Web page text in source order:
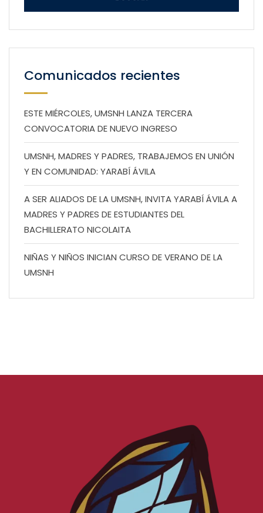
Comunicados recientes
ESTE MIÉRCOLES, UMSNH LANZA TERCERA
CONVOCATORIA DE NUEVO INGRESO
UMSNH, MADRES Y PADRES, TRABAJEMOS EN UNIÓN
Y EN COMUNIDAD: YARABÍ ÁVILA
A SER ALIADOS DE LA UMSNH, INVITA YARABÍ ÁVILA A
MADRES Y PADRES DE ESTUDIANTES DEL
BACHILLERATO NICOLAITA
NIÑAS Y NIÑOS INICIAN CURSO DE VERANO DE LA
UMSNH